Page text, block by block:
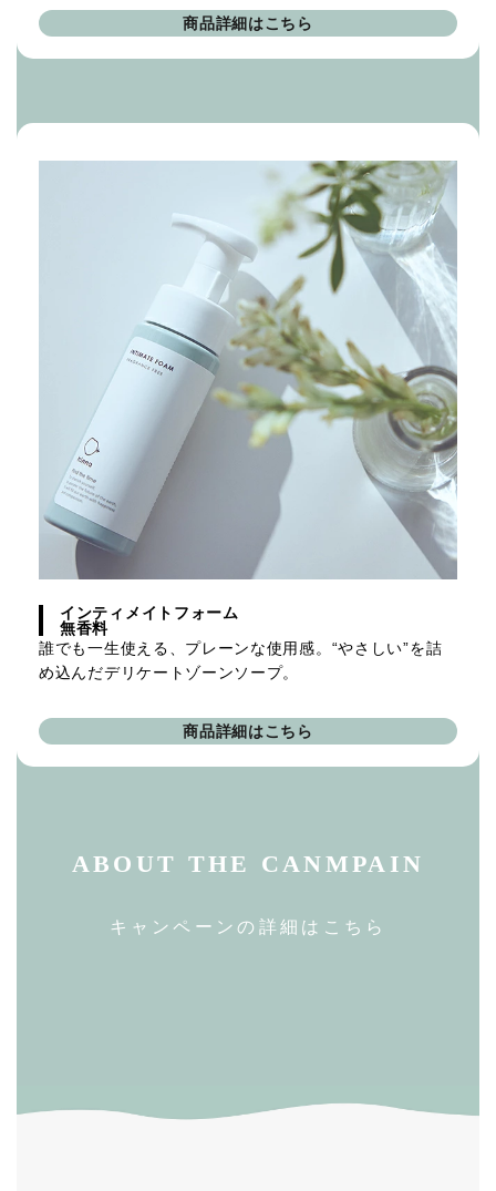
商品詳細はこちら
インティメイトフォーム
無香料
誰でも一生使える、プレーンな使用感。“やさしい”を詰
め込んだデリケートゾーンソープ。
商品詳細はこちら
ABOUT THE CANMPAIN
キャンペーンの詳細はこちら